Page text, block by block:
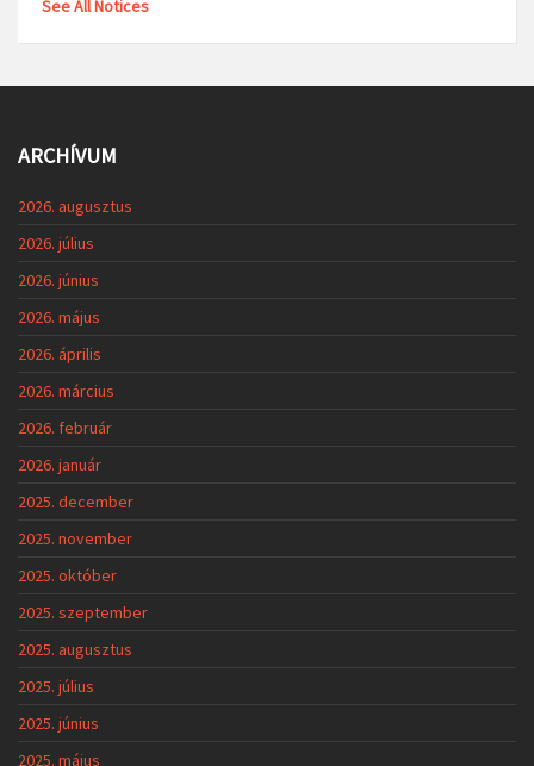
See All Notices
ARCHÍVUM
2026. augusztus
2026. július
2026. június
2026. május
2026. április
2026. március
2026. február
2026. január
2025. december
2025. november
2025. október
2025. szeptember
2025. augusztus
2025. július
2025. június
2025. május